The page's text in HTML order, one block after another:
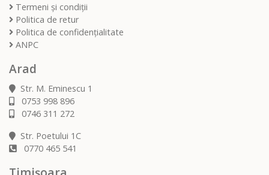
Termeni și condiții
Politica de retur
Politica de confidențialitate
ANPC
Arad
Str. M. Eminescu 1
0753 998 896
0746 311 272
Str. Poetului 1C
0770 465 541